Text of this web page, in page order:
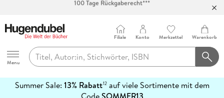
Abholung in über 100 Filialen
Hugendubel
Menu
Filiale Konto Merkzettel Warenkorb
Summer Sale: 13% Rabatt12auf viele Sortimente mit dem